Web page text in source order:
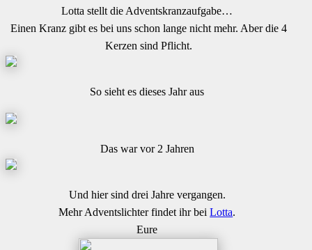
Lotta stellt die Adventskranzaufgabe…
Einen Kranz gibt es bei uns schon lange nicht mehr. Aber die 4
Kerzen sind Pflicht.
So sieht es dieses Jahr aus
Das war vor 2 Jahren
Und hier sind drei Jahre vergangen.
Mehr Adventslichter findet ihr beiLotta.
Eure